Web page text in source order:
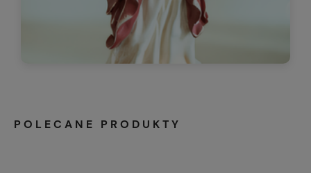
POLECANE PRODUKTY